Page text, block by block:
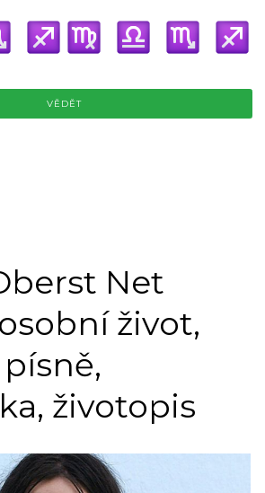
VĚDĚT
Net
život,
životopis